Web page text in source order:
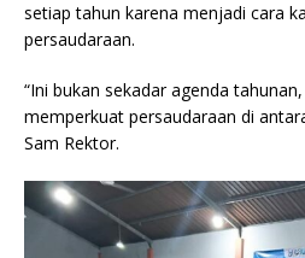
setiap tahun karena menjadi cara
persaudaraan.
“Ini bukan sekadar agenda
memperkuat persaudaraan di
Sam Rektor.